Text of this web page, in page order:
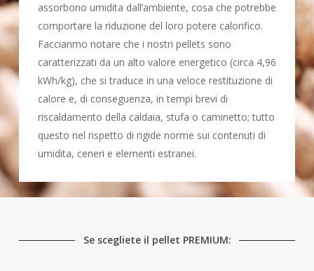
assorbono umidita dall’ambiente, cosa che potrebbe
comportare la riduzione del loro potere calorifico.
Faccianmo notare che i nostri pellets sono
caratterizzati da un alto valore energetico (circa 4,96
kWh/kg), che si traduce in una veloce restituzione di
calore e, di conseguenza, in tempi brevi di
riscaldamento della caldaia, stufa o caminetto; tutto
questo nel rispetto di rigide norme sui contenuti di
umidita, ceneri e elementi estranei.
Se scegliete il pellet PREMIUM: